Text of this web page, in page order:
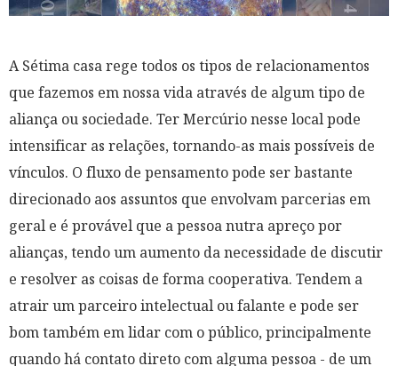
A Sétima casa rege todos os tipos de relacionamentos
que fazemos em nossa vida através de algum tipo de
aliança ou sociedade. Ter Mercúrio nesse local pode
intensificar as relações, tornando-as mais possíveis de
vínculos. O fluxo de pensamento pode ser bastante
direcionado aos assuntos que envolvam parcerias em
geral e é provável que a pessoa nutra apreço por
alianças, tendo um aumento da necessidade de discutir
e resolver as coisas de forma cooperativa. Tendem a
atrair um parceiro intelectual ou falante e pode ser
bom também em lidar com o público, principalmente
quando há contato direto com alguma pessoa - de um